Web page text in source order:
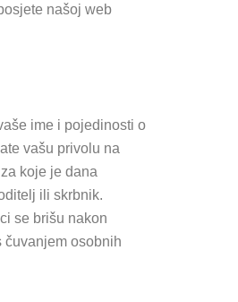
našoj web
ime i pojedinosti o
vašu privolu na
koje je dana
ili skrbnik.
se brišu nakon
čuvanjem osobnih